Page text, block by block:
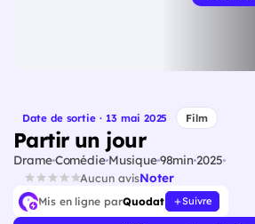
Date de sortie · 13 mai 2025 Film
Partir un jour
DrameComédie Musique98min 2025
Aucun avisNoter
Mis en ligne parQuodat Suivre